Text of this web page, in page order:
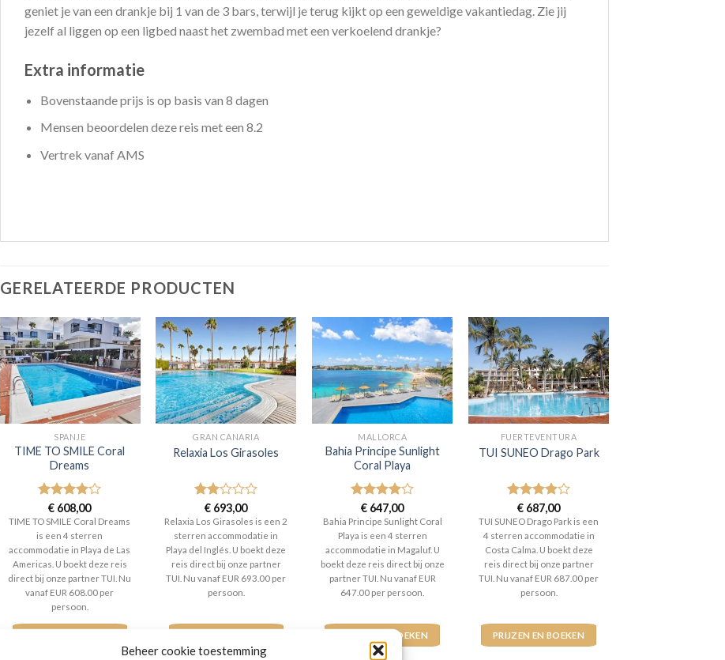
Beheer cookie toestemming
geniet je van een drankje bij 1 van de 3 bars, terwijl je terug kijkt op een geweldige vakantiedag. Zie jij
jezelf al liggen op een ligbed naast het zwembad met een verkoelend drankje?
Extra informatie
Bovenstaande prijs is op basis van 8 dagen
Mensen beoordelen deze reis met een 8.2
Vertrek vanaf AMS
GERELATEERDE PRODUCTEN
SPANJE
TIME TO SMILE Coral
Dreams
Gewaardeerd
4uit 5
€ 608,00
TIME TO SMILE Coral Dreams
is een 4 sterren
accommodatie in Playa de Las
Americas. U boekt deze reis
direct bij onze partner TUI. Nu
vanaf EUR 608.00 per
persoon.
GRAN CANARIA
Relaxia Los Girasoles
Gewaardeerd
2 uit
5
€ 693,00
Relaxia Los Girasoles is een 2
sterren accommodatie in
Playa del Inglés. U boekt deze
reis direct bij onze partner
TUI. Nu vanaf EUR 693.00 per
persoon.
MALLORCA
Bahia Principe Sunlight
Coral Playa
Gewaardeerd
4uit 5
€ 647,00
Bahia Principe Sunlight Coral
Playa is een 4 sterren
accommodatie in Magaluf. U
boekt deze reis direct bij onze
partner TUI. Nu vanaf EUR
647.00 per persoon.
PRIJZEN EN BOEKEN
FUERTEVENTURA
TUI SUNEO Drago Park
Gewaardeerd
4uit 5
€ 687,00
TUI SUNEO Drago Park is een
4 sterren accommodatie in
Costa Calma. U boekt deze
reis direct bij onze partner
TUI. Nu vanaf EUR 687.00 per
persoon.
PRIJZEN EN BOEKEN